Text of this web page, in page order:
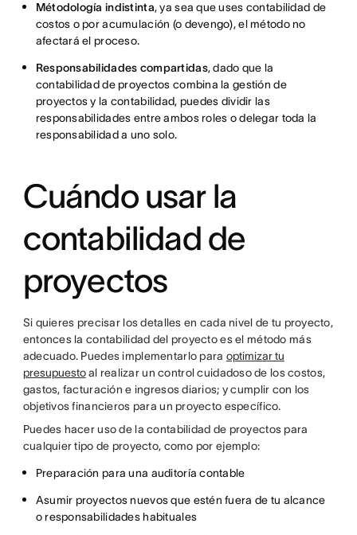
Métodología indistinta, ya sea que uses contabilidad de
costos o por acumulación (o devengo), el método no
afectará el proceso.
Responsabilidades compartidas, dado que la
contabilidad de proyectos combina la gestión de
proyectos y la contabilidad, puedes dividir las
responsabilidades entre ambos roles o delegar toda la
responsabilidad a uno solo.
Cuándo usar la
contabilidad de
proyectos
Si quieres precisar los detalles en cada nivel de tu proyecto,
entonces la contabilidad del proyecto es el método más
adecuado. Puedes implementarlo para optimizar tu
presupuestoal realizar un control cuidadoso de los costos,
gastos, facturación e ingresos diarios; y cumplir con los
objetivos financieros para un proyecto específico.
Puedes hacer uso de la contabilidad de proyectos para
cualquier tipo de proyecto, como por ejemplo:
Preparación para una auditoría contable
Asumir proyectos nuevos que estén fuera de tu alcance
o responsabilidades habituales